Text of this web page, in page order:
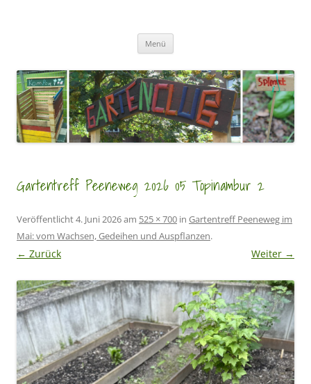
Menü
Gartentreff Peeneweg 2026 05 Topinambur 2
Veröffentlicht4. Juni 2026am 525 × 700 in Gartentreff Peeneweg im
Mai: vom Wachsen, Gedeihen und Auspflanzen.
← Zurück Weiter →